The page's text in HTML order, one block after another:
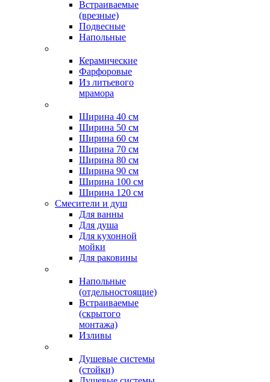
Встраиваемые
(врезные)
Подвесные
Напольные
Керамические
Фарфоровые
Из литьевого
мрамора
Ширина 40 см
Ширина 50 см
Ширина 60 см
Ширина 70 см
Ширина 80 см
Ширина 90 см
Ширина 100 см
Ширина 120 см
Смесители и душ
Для ванны
Для душа
Для кухонной
мойки
Для раковины
Напольные
(отдельностоящие)
Встраиваемые
(скрытого
монтажа)
Изливы
Душевые системы
(стойки)